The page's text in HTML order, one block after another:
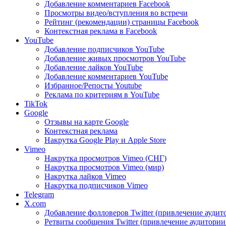
Добавление комментариев Facebook
Просмотры видео/вступления во встречи
Рейтинг (рекомендации) страницы Facebook
Контекстная реклама в Facebook
YouTube
Добавление подписчиков YouTube
Добавление живых просмотров YouTube
Добавление лайков YouTube
Добавление комментариев YouTube
Избранное/Репосты Youtube
Реклама по критериям в YouTube
TikTok
Google
Отзывы на карте Google
Контекстная реклама
Накрутка Google Play и Apple Store
Vimeo
Накрутка просмотров Vimeo (СНГ)
Накрутка просмотров Vimeo (мир)
Накрутка лайков Vimeo
Накрутка подписчиков Vimeo
Telegram
X.com
Добавление фолловеров Twitter (привлечение
Ретвиты сообщения Twitter (привлечение